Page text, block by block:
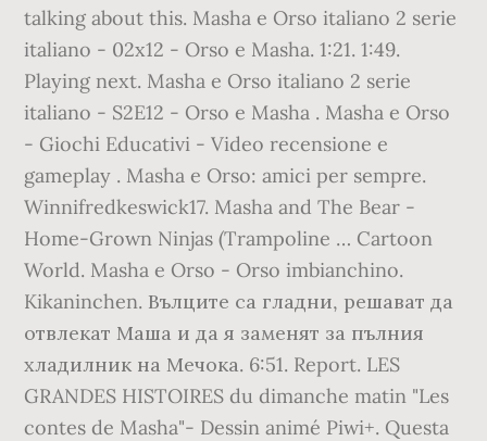
talking about this. Masha e Orso italiano 2 serie
italiano - 02x12 - Orso e Masha. 1:21. 1:49.
Playing next. Masha e Orso italiano 2 serie
italiano - S2E12 - Orso e Masha . Masha e Orso
- Giochi Educativi - Video recensione e
gameplay . Masha e Orso: amici per sempre.
Winnifredkeswick17. Masha and The Bear -
Home-Grown Ninjas (Trampoline … Cartoon
World. Masha e Orso - Orso imbianchino.
Kikaninchen. Вълците са гладни, решават да
отвлекат Маша и да я заменят за пълния
хладилник на Мечока. 6:51. Report. LES
GRANDES HISTOIRES du dimanche matin "Les
contes de Masha"- Dessin animé Piwi+. Questa